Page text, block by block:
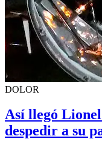
DOLOR
Así llegó
despedir a su